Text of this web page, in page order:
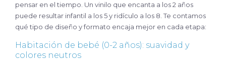
pensar en el tiempo. Un vinilo que encanta a los 2 años
puede resultar infantil a los 5 y ridículo a los 8. Te contamos
qué tipo de diseño y formato encaja mejor en cada etapa:
Habitación de bebé (0-2 años): suavidad y
colores neutros